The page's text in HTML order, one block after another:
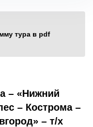
тура в pdf
– «Нижний
– Кострома –
– т/х